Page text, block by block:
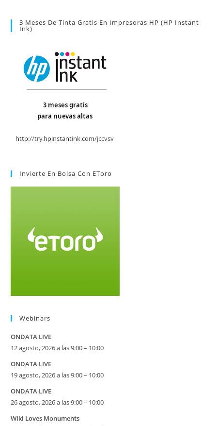
3 Meses De Tinta Gratis En Impresoras HP (HP Instant
Ink)
Invierte En Bolsa Con EToro
Webinars
ONDATA LIVE
12 agosto, 2026 a las 9:00 – 10:00
ONDATA LIVE
19 agosto, 2026 a las 9:00 – 10:00
ONDATA LIVE
26 agosto, 2026 a las 9:00 – 10:00
Wiki Loves Monuments